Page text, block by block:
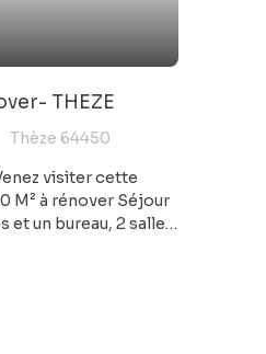
THEZE
Thèze 64450
visiter cette
M² à rénover Séjour
et un bureau, 2 salles